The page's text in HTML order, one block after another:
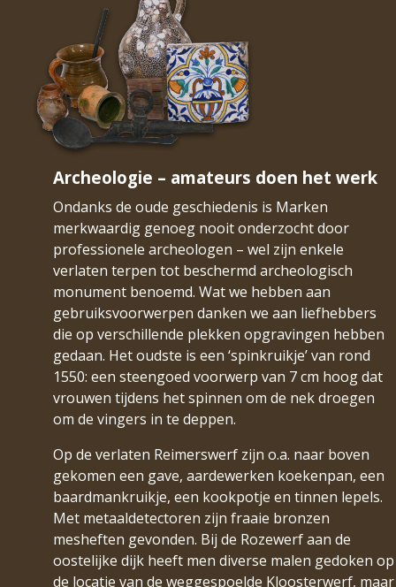
Archeologie – amateurs doen het werk
Ondanks de oude geschiedenis is Marken
merkwaardig genoeg nooit onderzocht door
professionele archeologen – wel zijn enkele
verlaten terpen tot beschermd archeologisch
monument benoemd. Wat we hebben aan
gebruiksvoorwerpen danken we aan liefhebbers
die op verschillende plekken opgravingen hebben
gedaan. Het oudste is een ‘spinkruikje’ van rond
1550: een steengoed voorwerp van 7 cm hoog dat
vrouwen tijdens het spinnen om de nek droegen
om de vingers in te deppen.
Op de verlaten Reimerswerf zijn o.a. naar boven
gekomen een gave, aardewerken koekenpan, een
baardmankruikje, een kookpotje en tinnen lepels.
Met metaaldetectoren zijn fraaie bronzen
mesheften gevonden. Bij de Rozewerf aan de
oostelijke dijk heeft men diverse malen gedoken op
de locatie van de weggespoelde Kloosterwerf, maar